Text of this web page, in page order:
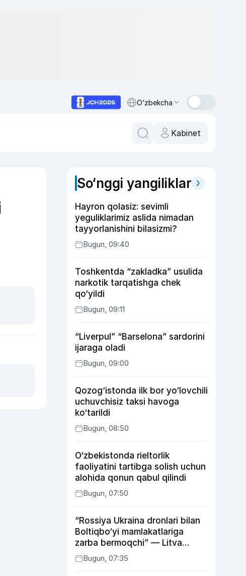
O‘zbekcha
Kabinet
So‘nggi yangiliklar
Hayron qolasiz: sevimli
yeguliklarimiz aslida nimadan
tayyorlanishini bilasizmi?
Bugun, 09:40
Toshkentda “zakladka” usulida
narkotik tarqatishga chek
qo‘yildi
Bugun, 09:11
“Liverpul” “Barselona” sardorini
ijaraga oladi
Bugun, 09:00
Qozog‘istonda ilk bor yo‘lovchili
uchuvchisiz taksi havoga
ko‘tarildi
Bugun, 08:50
O‘zbekistonda rieltorlik
faoliyatini tartibga solish uchun
alohida qonun qabul qilindi
Bugun, 07:50
“Rossiya Ukraina dronlari bilan
Boltiqbo‘yi mamlakatlariga
zarba bermoqchi” — Litva
mudofaa vaziri
Bugun, 07:35